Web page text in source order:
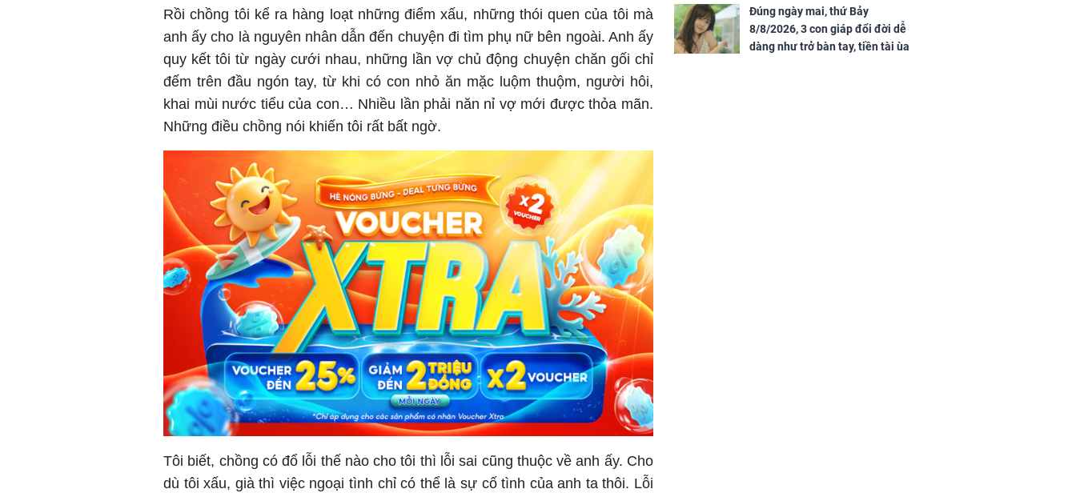
Rồi chồng tôi kể ra hàng loạt những điểm xấu, những thói quen của tôi mà
anh ấy cho là nguyên nhân dẫn đến chuyện đi tìm phụ nữ bên ngoài. Anh ấy
quy kết tôi từ ngày cưới nhau, những lần vợ chủ động chuyện chăn gối chỉ
đếm trên đầu ngón tay, từ khi có con nhỏ ăn mặc luộm thuộm, người hôi,
khai mùi nước tiểu của con… Nhiều lần phải năn nỉ vợ mới được thỏa mãn.
Những điều chồng nói khiến tôi rất bất ngờ.
Tôi biết, chồng có đổ lỗi thế nào cho tôi thì lỗi sai cũng thuộc về anh ấy. Cho
dù tôi xấu, già thì việc ngoại tình chỉ có thể là sự cố tình của anh ta thôi. Lỗi
dung có của đầy nhà,
ngày càng hưng thịnh
sung túc
túc
Đúng ngày mai, thứ Bảy
8/8/2026, 3 con giáp đổi đời dễ
dàng như trở bàn tay, tiền tài ùa